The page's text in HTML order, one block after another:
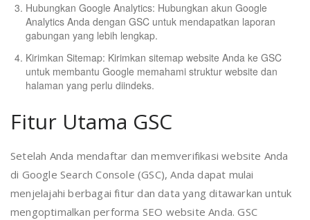
Hubungkan Google Analytics: Hubungkan akun Google
Analytics Anda dengan GSC untuk mendapatkan laporan
gabungan yang lebih lengkap.
Kirimkan Sitemap: Kirimkan sitemap website Anda ke GSC
untuk membantu Google memahami struktur website dan
halaman yang perlu diindeks.
Fitur Utama GSC
Setelah Anda mendaftar dan memverifikasi website Anda
di Google Search Console (GSC), Anda dapat mulai
menjelajahi berbagai fitur dan data yang ditawarkan untuk
mengoptimalkan performa SEO website Anda. GSC